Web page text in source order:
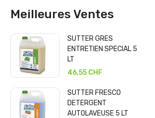
Meilleures Ventes
SUTTER GRES
ENTRETIEN SPECIAL 5
LT
46,55 CHF
SUTTER FRESCO
DETERGENT
AUTOLAVEUSE 5 LT